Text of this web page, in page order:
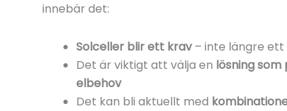
innebär det:
Solceller blir ett krav– inte längre ett
Det är viktigt att välja en lösning
elbehov
Det kan bli aktuellt med